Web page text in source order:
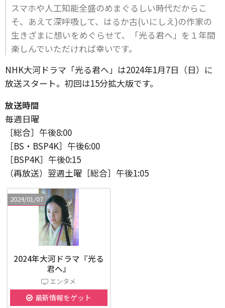
スマホや人工知能全盛のめまぐるしい時代だからこ
そ、あえて深呼吸して、はるか古(いにしえ)の作家の
生きざまに想いをめぐらせて、「光る君へ」を１年間
楽しんでいただければ幸いです。
NHK大河ドラマ「光る君へ」は2024年1月7日（日）に
放送スタート。初回は15分拡大版です。
放送時間
毎週日曜
［総合］午後8:00
［BS・BSP4K］午後6:00
［BSP4K］午後0:15
（再放送）翌週土曜［総合］午後1:05
2024/01/07
2024年大河ドラマ『光る
君へ』
エンタメ
最新情報をゲット